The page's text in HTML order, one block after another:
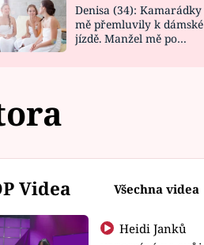
Denisa (34): Kamarádky
mě přemluvily k dámské
jízdě. Manžel mě po
Videa Všechna videa
Heidi Janků